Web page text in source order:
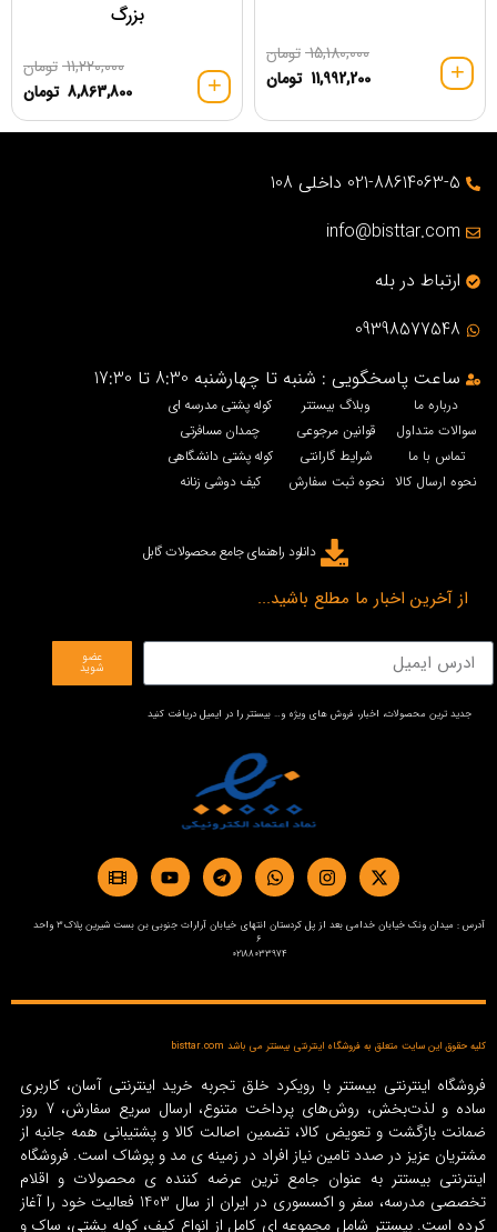
15,180,000 تومان
11,992,200 تومان
بزرگ
11,220,000 تومان
8,863,800 تومان
021-88614063-5 داخلی 108
info@bisttar.com
ارتباط در بله
09398577548
ساعت پاسخگویی : شنبه تا چهارشنبه 8:30 تا 17:30
درباره ما
سوالات متداول
تماس با ما
نحوه ارسال کالا
وبلاگ بیستتر
قوانین مرجوعی
شرایط گارانتی
نحوه ثبت سفارش
کوله پشتی مدرسه ای
چمدان مسافرتی
کوله پشتی دانشگاهی
کیف دوشی زنانه
دانلود راهنمای جامع محصولات گابل
از آخرین اخبار ما مطلع باشید...
عضو
شوید
جدید ترین محصولات، اخبار، فروش های ویژه و… بیستتر را در ایمیل دریافت کنید
آدرس : میدان ونک خیابان خدامی بعد از پل کردستان انتهای خیابان آرارات جنوبی بن بست شیرین پلاک3 واحد
6
02188033974
کلیه حقوق این سایت متعلق به فروشگاه اینترنتی بیستتر می باشد bisttar.com
فروشگاه اینترنتی بیستتر با رویکرد خلق تجربه خرید اینترنتی آسان، کاربری
ساده و لذت‌بخش، روش‌های پرداخت متنوع، ارسال سریع سفارش، 7 روز
ضمانت بازگشت و تعویض کالا، تضمین اصالت کالا و پشتیبانی همه جانبه از
مشتریان عزیز در صدد تامین نیاز افراد در زمینه‌ ی مد و پوشاک است. فروشگاه
اینترنتی بیستتر به عنوان جامع ترین عرضه کننده ی محصولات و اقلام
تخصصی مدرسه، سفر و اکسسوری در ایران از سال 1403 فعالیت خود را آغاز
کرده است. بیستتر شامل مجموعه ای کامل از انواع کیف، کوله پشتی، ساک و